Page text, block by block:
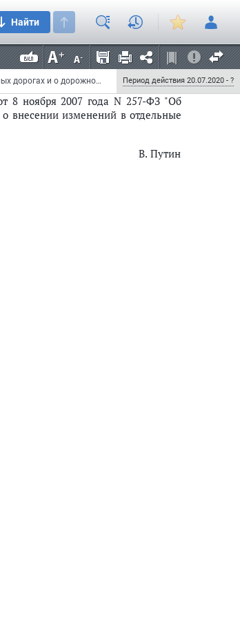
Найти
Федеральный закон от 20 июля 2020 г. N 239-ФЗ "О внесении изменений в Федеральный закон "Об автомобильных дорогах и о дорожной деятельности в Российской Федерации и о внесении изменений в отдельные законодательные акты Российской Федерации" в части, касающейся весового и габаритного контроля транспортных средств" Период действия 20.07.2020 - ?
"з"иабзац третий подпункта "м"
одного года после дня
закона вступают в силу с 1
8 ноября 2007 года N 257-ФЗ "Об
внесении изменений в отдельные
В. Путин